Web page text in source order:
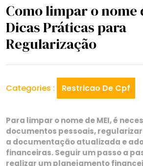
Como limpar o nome
Dicas Práticas para
Regularização
Categories : Restricao De Cpf
Para limpar o nome de MEI, é
documentos pessoais,
a documentação atualizada e
financeiras. Seguir um passo a
realizar um planejamento